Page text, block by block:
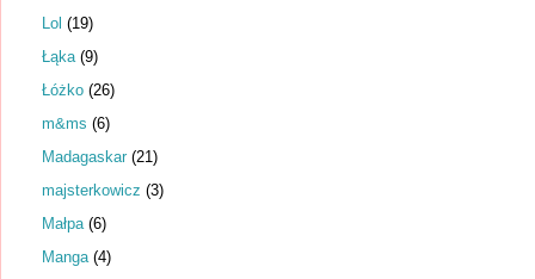
Lol (19)
Łąka (9)
Łóżko (26)
m&ms (6)
Madagaskar (21)
majsterkowicz (3)
Małpa (6)
Manga (4)